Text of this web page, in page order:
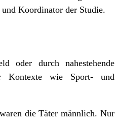
Koordinator der Studie.
oder durch nahestehende
Kontexte wie Sport- und
die Täter männlich. Nur